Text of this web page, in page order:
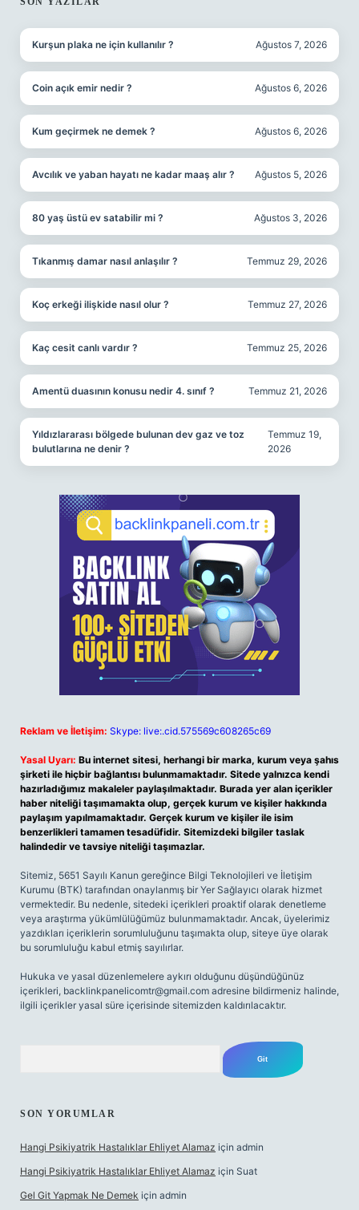
SIDEBAR
Kurşun plaka ne için kullanılır ? Ağustos 7, 2026
Coin açık emir nedir ? Ağustos 6, 2026
Kum geçirmek ne demek ? Ağustos 6, 2026
Avcılık ve yaban hayatı ne kadar maaş alır ? Ağustos 5, 2026
80 yaş üstü ev satabilir mi ? Ağustos 3, 2026
Tıkanmış damar nasıl anlaşılır ? Temmuz 29, 2026
Koç erkeği ilişkide nasıl olur ? Temmuz 27, 2026
Kaç cesit canlı vardır ? Temmuz 25, 2026
Amentü duasının konusu nedir 4. sınıf ? Temmuz 21, 2026
Yıldızlararası bölgede bulunan dev gaz ve toz
bulutlarına ne denir ?
Temmuz 19,
2026
Reklam ve İletişim: Skype: live:.cid.575569c608265c69
Yasal Uyarı: Bu internet sitesi, herhangi bir marka, kurum veya şahıs
şirketi ile hiçbir bağlantısı bulunmamaktadır. Sitede yalnızca kendi
hazırladığımız makaleler paylaşılmaktadır. Burada yer alan içerikler
haber niteliği taşımamakta olup, gerçek kurum ve kişiler hakkında
paylaşım yapılmamaktadır. Gerçek kurum ve kişiler ile isim
benzerlikleri tamamen tesadüfidir. Sitemizdeki bilgiler taslak
halindedir ve tavsiye niteliği taşımazlar.
Sitemiz, 5651 Sayılı Kanun gereğince Bilgi Teknolojileri ve İletişim
Kurumu (BTK) tarafından onaylanmış bir Yer Sağlayıcı olarak hizmet
vermektedir. Bu nedenle, sitedeki içerikleri proaktif olarak denetleme
veya araştırma yükümlülüğümüz bulunmamaktadır. Ancak, üyelerimiz
yazdıkları içeriklerin sorumluluğunu taşımakta olup, siteye üye olarak
bu sorumluluğu kabul etmiş sayılırlar.
Hukuka ve yasal düzenlemelere aykırı olduğunu düşündüğünüz
içerikleri, backlinkpanelicomtr@gmail.com adresine bildirmeniz halinde,
ilgili içerikler yasal süre içerisinde sitemizden kaldırılacaktır.
SON YORUMLAR
Hangi Psikiyatrik Hastalıklar Ehliyet Alamaz için admin
Hangi Psikiyatrik Hastalıklar Ehliyet Alamaz için Suat
Gel Git Yapmak Ne Demek için admin